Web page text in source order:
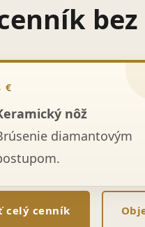
€
nôž
diamantovým
celý cenník